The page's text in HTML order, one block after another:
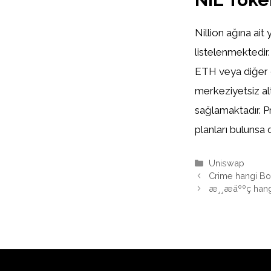
Nillion ağına
listelenmektedir.
ETH veya diğer
merkeziyetsiz
sağlamaktadır.
planları
Kategoriler
Uniswap
Crime hangi
æ¸¸æäººç